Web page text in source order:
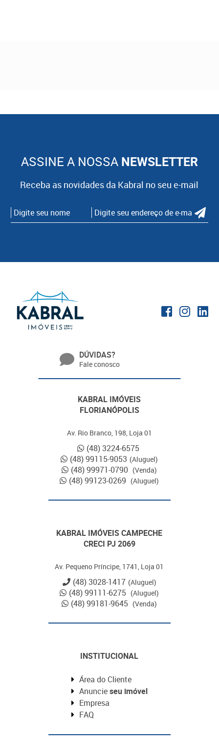
ASSINE A NOSSA NEWSLETTER
Receba as novidades da Kabral no seu e-mail
DÚVIDAS?
Fale conosco
KABRAL IMÓVEIS
FLORIANÓPOLIS
Av. Rio Branco, 198, Loja 01
(48) 3224-6575
(48) 99115-9053 (Aluguel)
(48) 99971-0790 (Venda)
(48) 99123-0269 (Aluguel)
KABRAL IMÓVEIS CAMPECHE
CRECI PJ 2069
Av. Pequeno Príncipe, 1741, Loja 01
(48) 3028-1417 (Aluguel)
(48) 99111-6275 (Aluguel)
(48) 99181-9645 (Venda)
INSTITUCIONAL
Área do Cliente
Anuncieseu imóvel
Empresa
FAQ